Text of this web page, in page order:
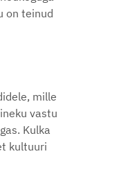
on teinud
mille
vastu
Kulka
kultuuri